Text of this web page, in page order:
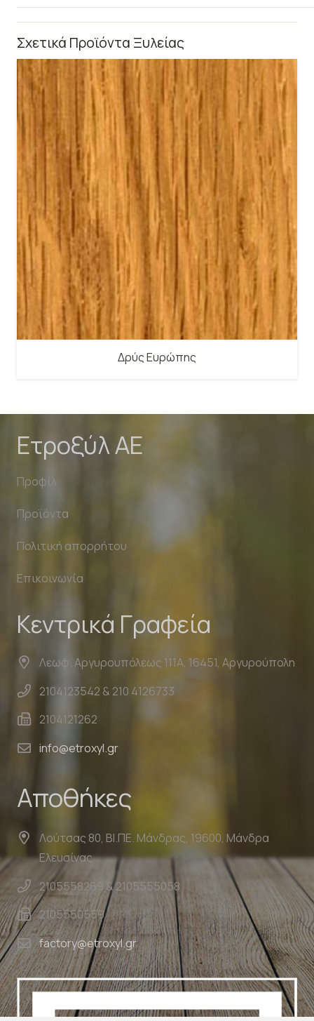
Σχετικά Προϊόντα Ξυλείας
Δρύς Ευρώπης
Ετροξύλ ΑΕ
Προφίλ
Προϊόντα
Πολιτική απορρήτου
Επικοινωνία
Κεντρικά Γραφεία
Λεωφ. Αργυρουπόλεως 111Α, 16451, Αργυρούπολη
2104123542 & 210 4126733
2104121262
info@etroxyl.gr
Αποθήκες
Λούτσας 80, ΒΙ.ΠΕ. Μάνδρας, 19600, Μάνδρα
Ελευσίνας
2105558269 & 2105555058
2105550559
factory@etroxyl.gr